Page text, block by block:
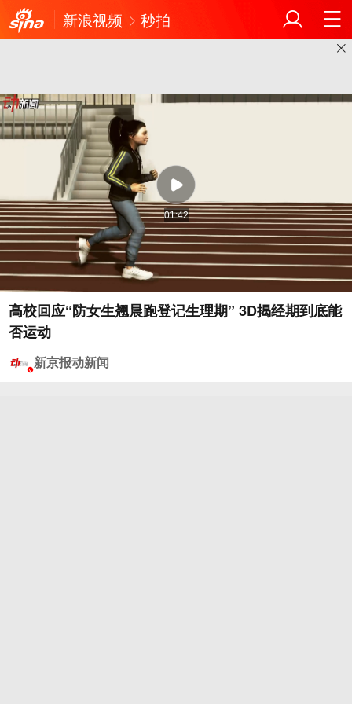
新浪视频 秒拍
01:42
高校回应“防女生翘晨跑登记生理期” 3D揭经期到底能
否运动
新京报动新闻